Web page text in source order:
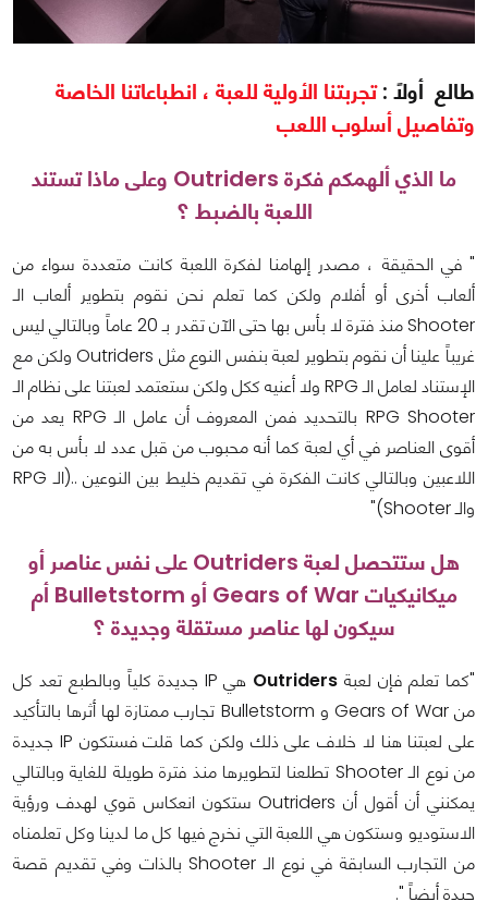
طالع أولاً :تجربتنا الأولية للعبة ، انطباعاتنا الخاصة
وتفاصيل أسلوب اللعب
ما الذي ألهمكم فكرة Outriders وعلى ماذا تستند
اللعبة بالضبط ؟
" في الحقيقة ، مصدر إلهامنا لفكرة اللعبة كانت متعددة سواء من
ألعاب أخرى أو أفلام ولكن كما تعلم نحن نقوم بتطوير ألعاب الـ
Shooter منذ فترة لا بأس بها حتى الآن تقدر بـ 20 عاماً وبالتالي ليس
غريباً علينا أن نقوم بتطوير لعبة بنفس النوع مثل Outriders ولكن مع
الإستناد لعامل الـ RPG ولا أعنيه ككل ولكن ستعتمد لعبتنا على نظام الـ
RPG Shooter بالتحديد فمن المعروف أن عامل الـ RPG يعد من
أقوى العناصر في أي لعبة كما أنه محبوب من قبل عدد لا بأس به من
اللاعبين وبالتالي كانت الفكرة في تقديم خليط بين النوعين ..(الـ RPG
والـ Shooter)"
هل ستتحصل لعبة Outriders على نفس عناصر أو
ميكانيكيات Gears of War أو Bulletstorm أم
سيكون لها عناصر مستقلة وجديدة ؟
"كما تعلم فإن لعبة Outriders
هي IP جديدة كلياً وبالطبع تعد كل
من Gears of War و Bulletstorm تجارب ممتازة لها أثرها بالتأكيد
على لعبتنا هنا لا خلاف على ذلك ولكن كما قلت فستكون IP جديدة
من نوع الـ Shooter تطلعنا لتطويرها منذ فترة طويلة للغاية وبالتالي
يمكنني أن أقول أن Outriders ستكون انعكاس قوي لهدف ورؤية
الاستوديو وستكون هي اللعبة التي نخرج فيها كل ما لدينا وكل تعلمناه
من التجارب السابقة في نوع الـ Shooter بالذات وفي تقديم قصة
جيدة أيضاً ".